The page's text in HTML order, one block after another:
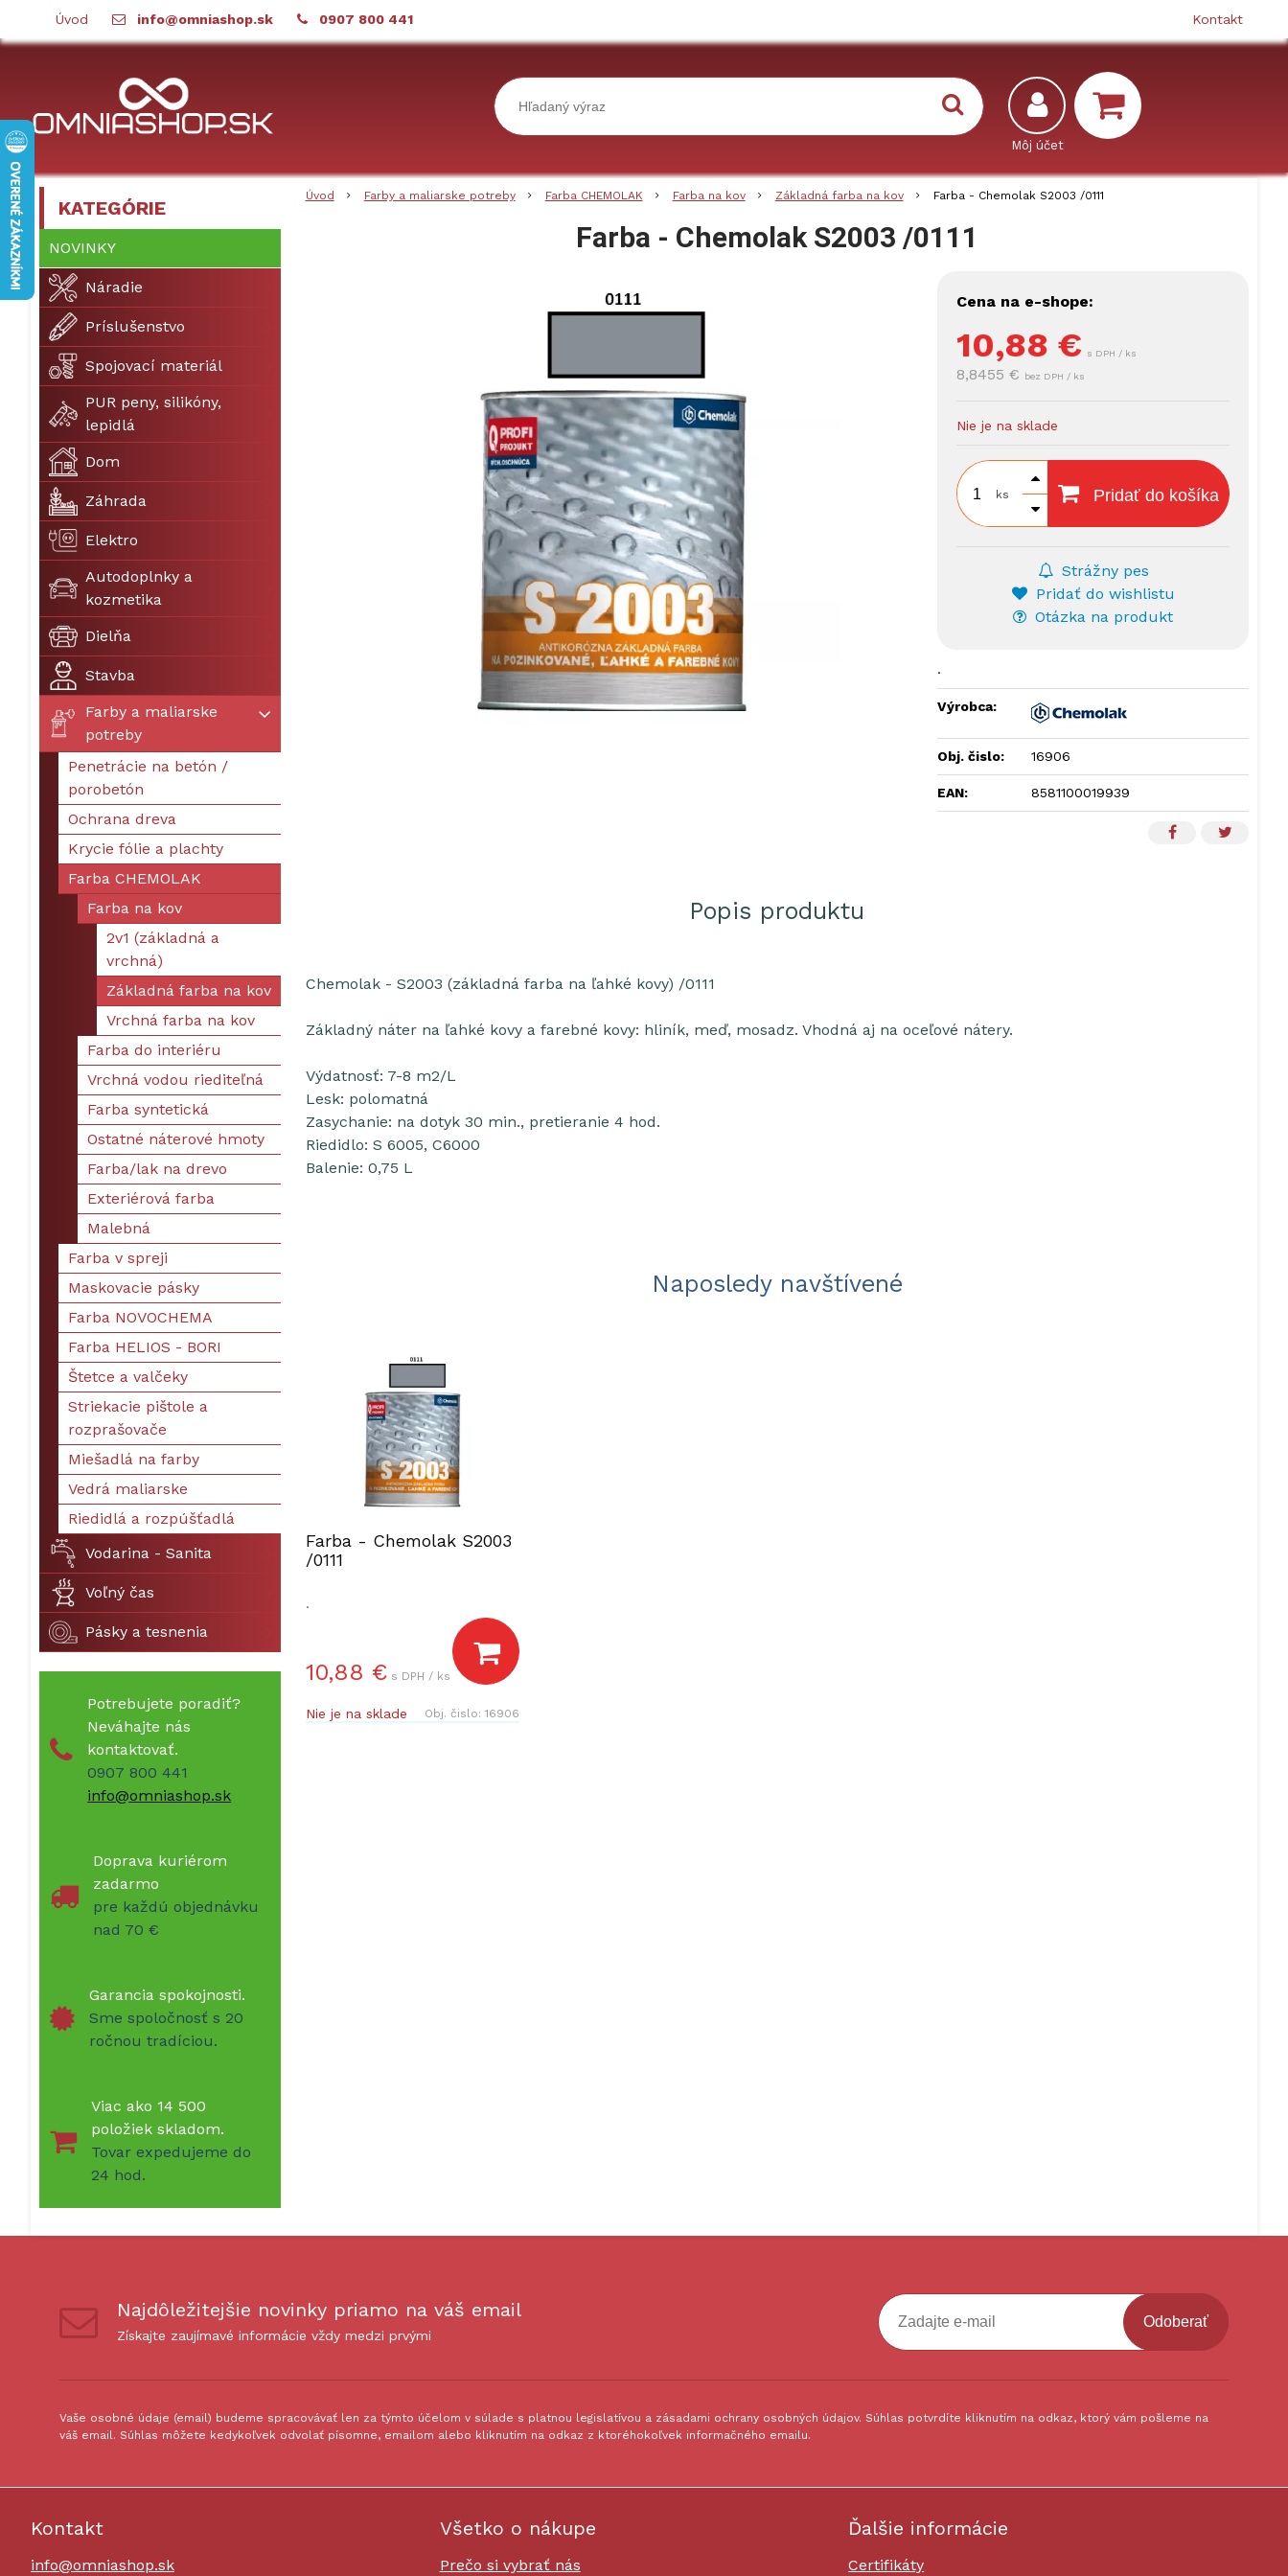
Úvod info@omniashop.sk 0907 800 441 Kontakt
Úvod Farby a maliarske potreby Farba CHEMOLAK Farba na kov Základná farba na kov Farba - Chemolak S2003 /0111
Farba - Chemolak S2003 /0111
Cena na e-shope:
10,88 € s DPH / ks
8,8455 € bez DPH / ks
Nie je na sklade
ks Pridať do košíka
Strážny pes
Pridať do wishlistu
Otázka na produkt
.
Výrobca:
Obj. čislo: 16906
EAN: 8581100019939
Popis produktu
Chemolak - S2003 (základná farba na ľahké kovy) /0111
Základný náter na ľahké kovy a farebné kovy: hliník, meď, mosadz. Vhodná aj na oceľové nátery.
Výdatnosť: 7-8 m2/L
Lesk: polomatná
Zasychanie: na dotyk 30 min., pretieranie 4 hod.
Riedidlo: S 6005, C6000
Balenie: 0,75 L
Naposledy navštívené
Farba - Chemolak S2003
/0111
.
10,88 € s DPH / ks
Nie je na sklade Obj. čislo:16906
KATEGÓRIE
NOVINKY
Náradie
Príslušenstvo
Spojovací materiál
PUR peny, silikóny,
lepidlá
Dom
Záhrada
Elektro
Autodoplnky a
kozmetika
Dielňa
Stavba
Farby a maliarske
potreby
Penetrácie na betón /
porobetón
Ochrana dreva
Krycie fólie a plachty
Farba CHEMOLAK
Farba na kov
2v1 (základná a
vrchná)
Základná farba na kov
Vrchná farba na kov
Farba do interiéru
Vrchná vodou riediteľná
Farba syntetická
Ostatné náterové hmoty
Farba/lak na drevo
Exteriérová farba
Malebná
Farba v spreji
Maskovacie pásky
Farba NOVOCHEMA
Farba HELIOS - BORI
Štetce a valčeky
Striekacie pištole a
rozprašovače
Miešadlá na farby
Vedrá maliarske
Riedidlá a rozpúšťadlá
Vodarina - Sanita
Voľný čas
Pásky a tesnenia
Potrebujete poradiť?
Neváhajte nás
kontaktovať.
0907 800 441
info@omniashop.sk
Doprava kuriérom
zadarmo
pre každú objednávku
nad 70 €
Garancia spokojnosti.
Sme spoločnosť s 20
ročnou tradíciou.
Viac ako 14 500
položiek skladom.
Tovar expedujeme do
24 hod.
Najdôležitejšie novinky priamo na váš email
Získajte zaujímavé informácie vždy medzi prvými
Odoberať
Vaše osobné údaje (email) budeme spracovávať len za týmto účelom v súlade s platnou legislatívou a zásadami ochrany osobných údajov. Súhlas potvrdíte kliknutím na odkaz, ktorý vám pošleme na
váš email. Súhlas môžete kedykoľvek odvolať písomne, emailom alebo kliknutím na odkaz z ktoréhokoľvek informačného emailu.
Kontakt
info@omniashop.sk
Všetko o nákupe
Prečo si vybrať nás
Ďalšie informácie
Certifikáty